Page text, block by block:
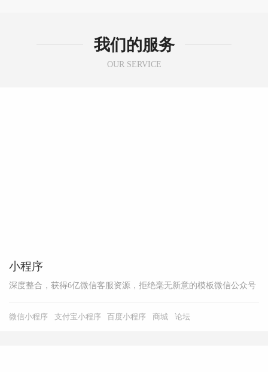
我们的服务
OUR SERVICE
小程序
深度整合，获得6亿微信客服资源，拒绝毫无新意的模板微信公众号
微信小程序 支付宝小程序 百度小程序 商城 论坛